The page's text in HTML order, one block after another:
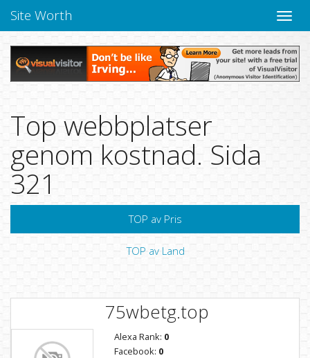
Toggle
Site Worth
Top webbplatser
genom kostnad. Sida
321
TOP av Pris
TOP av Land
75wbetg.top
Alexa Rank: 0
Facebook: 0